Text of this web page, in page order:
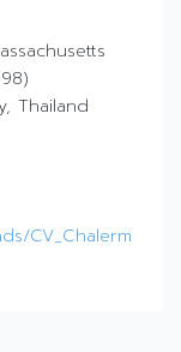
Thailand
CV_Chalerm